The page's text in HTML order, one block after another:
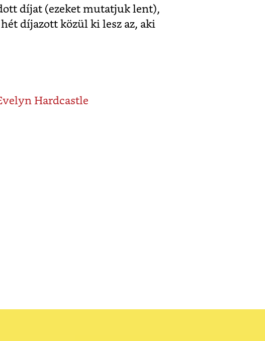
díjat (ezeket mutatjuk lent),
díjazott közül ki lesz az, aki
Hardcastle